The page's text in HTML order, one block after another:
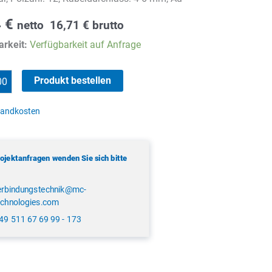
€ netto 16,71 € brutto
Verfügbarkeit auf Anfrage
Produkt bestellen
wenden Sie sich bitte
511 67 69 99 - 173